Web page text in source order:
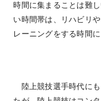
時間に集まることは難
い時間帯は、リハビリ
レーニングをする時間に
陸上競技選手時代に